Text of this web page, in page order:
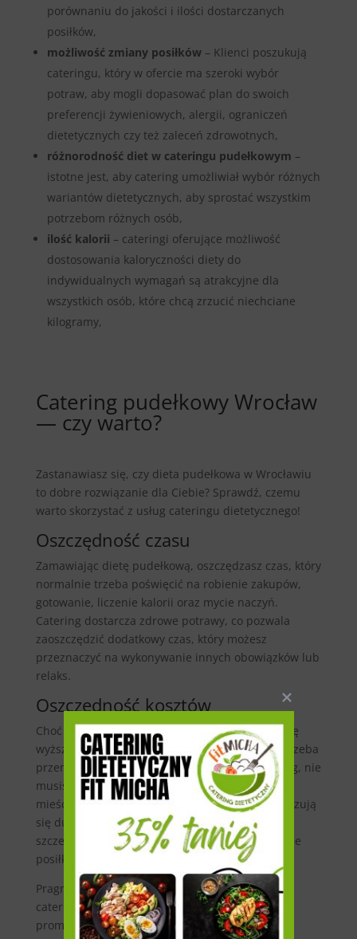
porównaniu do jakości i ilości dostarczanych
posiłków,
możliwość zmiany posiłków– Klienci poszukują
cateringu, który w ofercie ma szeroki wybór
potraw, aby mogli dopasować plan do swoich
preferencji żywieniowych, alergii, ograniczeń
dietetycznych czy też zaleceń zdrowotnych,
różnorodność diet w cateringu pudełkowym –
istotne jest, aby catering umożliwiał wybór różnych
wariantów dietetycznych, aby sprostać wszystkim
potrzebom różnych osób,
ilość kalorii – cateringi oferujące możliwość
dostosowania kaloryczności diety do
indywidualnych wymagań są atrakcyjne dla
wszystkich osób, które chcą zrzucić niechciane
kilogramy,
Catering pudełkowy Wrocław
— czy warto?
Zastanawiasz się, czy dieta pudełkowa w Wrocławiu
to dobre rozwiązanie dla Ciebie? Sprawdź, czemu
warto skorzystać z usług cateringu dietetycznego!
Oszczędność czasu
Zamawiając dietę pudełkową, oszczędzasz czas, który
normalnie trzeba poświęcić na robienie zakupów,
gotowanie, liczenie kalorii oraz mycie naczyń.
Catering dostarcza zdrowe potrawy, co pozwala
zaoszczędzić dodatkowy czas, który możesz
przeznaczyć na wykonywanie innych obowiązków lub
relaks.
Oszczędność kosztów
Choć cena zestawu 5 posiłków może wydawać się
wyższa niż koszt samodzielnego gotowania, to trzeba
przemyśleć kilka czynników. Zamawiając catering, nie
musisz chodzić do sklepu ani stołować się na
mieście. Regularne potrawy w restauracjach okazują
się dużo droższe niż korzystanie z cateringu,
szczególnie jeżeli chodzi o zdrowe i zbilansowane
posiłki.
Pragniesz znaleźć tańszą opcję zamawiania
cateringu? Z nami to możliwe! Zobacz aktualne
promocje i kody zniżkowe na wybrane cateringi